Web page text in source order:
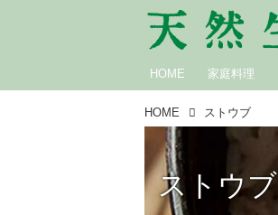
HOME 家庭料理
HOME ストウブ
ストウブ